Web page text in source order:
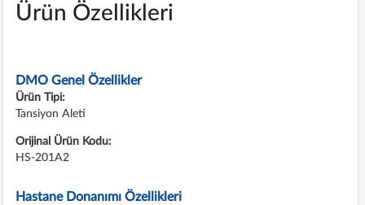
Ürün Özellikleri
DMO Genel Özellikler
Ürün Tipi:
Tansiyon Aleti
Orijinal Ürün Kodu:
HS-201A2
Hastane Donanımı Özellikleri